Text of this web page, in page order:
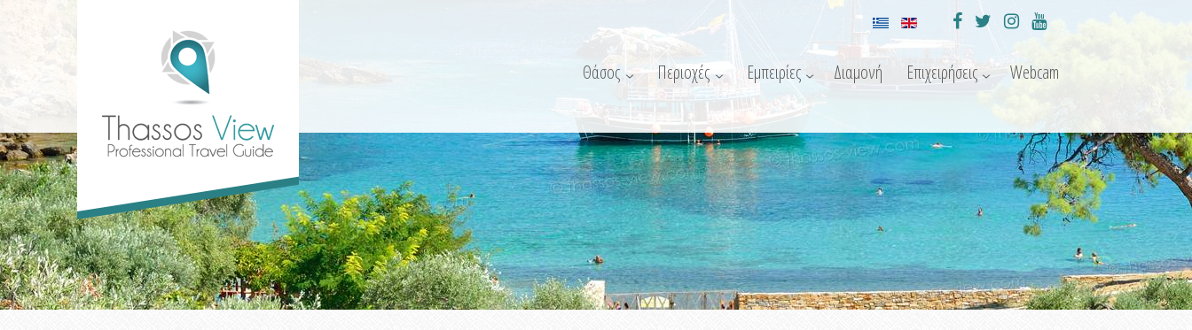
Θάσος Περιοχές Εμπειρίες Διαμονή Επιχειρήσεις Webcam